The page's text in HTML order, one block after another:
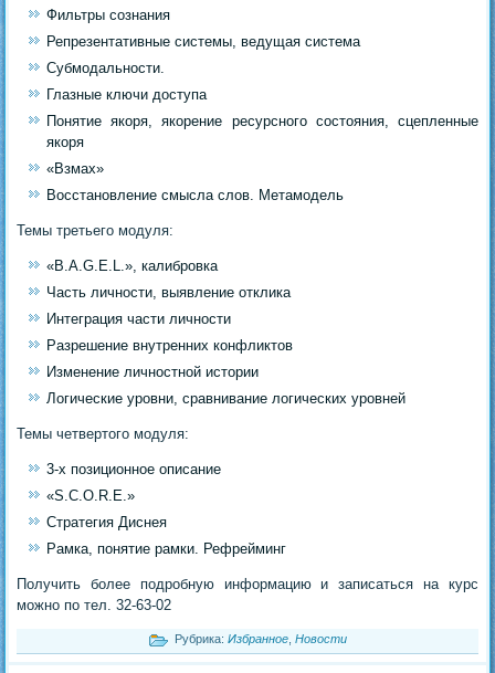
Фильтры сознания
Репрезентативные системы, ведущая система
Субмодальности.
Глазные ключи доступа
Понятие якоря, якорение ресурсного состояния, сцепленные
якоря
«Взмах»
Восстановление смысла слов. Метамодель
Темы третьего модуля:
«B.A.G.E.L.», калибровка
Часть личности, выявление отклика
Интеграция части личности
Разрешение внутренних конфликтов
Изменение личностной истории
Логические уровни, сравнивание логических уровней
Темы четвертого модуля:
3-х позиционное описание
«S.C.O.R.E.»
Стратегия Диснея
Рамка, понятие рамки. Рефрейминг
Получить более подробную информацию и записаться на курс
можно по тел. 32-63-02
Рубрика: Избранное, Новости